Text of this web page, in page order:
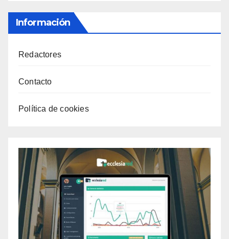
Información
Redactores
Contacto
Política de cookies